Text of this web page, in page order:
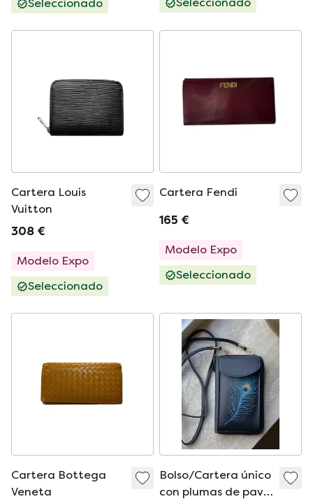
Seleccionado
Cartera Louis
Vuitton
308 €
Modelo Expo
Seleccionado
Cartera Fendi
165 €
Modelo Expo
Seleccionado
Cartera Bottega
Veneta
Bolso/Cartera único
con plumas de pavo